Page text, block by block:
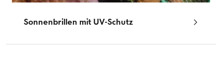
Sonnenbrillen mit UV-Schutz